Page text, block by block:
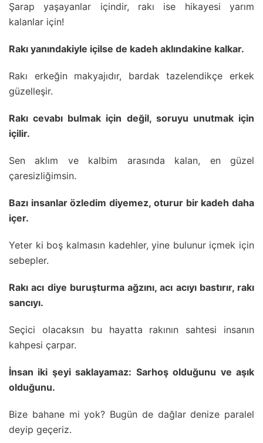
Şarap yaşayanlar içindir, rakı ise hikayesi yarım
kalanlar için!
Rakı yanındakiyle içilse de kadeh aklındakine kalkar.
Rakı erkeğin makyajıdır, bardak tazelendikçe erkek
güzelleşir.
Rakı cevabı bulmak için değil, soruyu unutmak için
içilir.
Sen aklım ve kalbim arasında kalan, en güzel
çaresizliğimsin.
Bazı insanlar özledim diyemez, oturur bir kadeh daha
içer.
Yeter ki boş kalmasın kadehler, yine bulunur içmek için
sebepler.
Rakı acı diye buruşturma ağzını, acı acıyı bastırır, rakı
sancıyı.
Seçici olacaksın bu hayatta rakının sahtesi insanın
kahpesi çarpar.
İnsan iki şeyi saklayamaz: Sarhoş olduğunu ve aşık
olduğunu.
Bize bahane mi yok? Bugün de dağlar denize paralel
deyip geçeriz.